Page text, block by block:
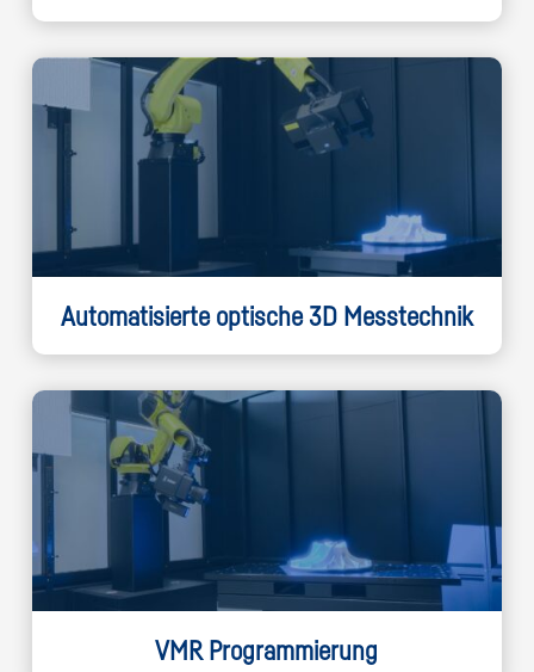
Automatisierte optische 3D Messtechnik
VMR Programmierung